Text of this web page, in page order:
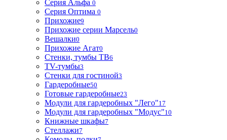
Серия Альфа 0
Серия Оптима 0
Прихожие9
Прихожие серии Марсель0
Вешалки0
Прихожие Агат0
Стенки, тумбы ТВ6
TV-тумбы3
Стенки для гостиной3
Гардеробные50
Готовые гардеробные23
Модули для гардеробных "Лего"17
Модули для гардеробных "Модус"10
Книжные шкафы7
Стеллажи7